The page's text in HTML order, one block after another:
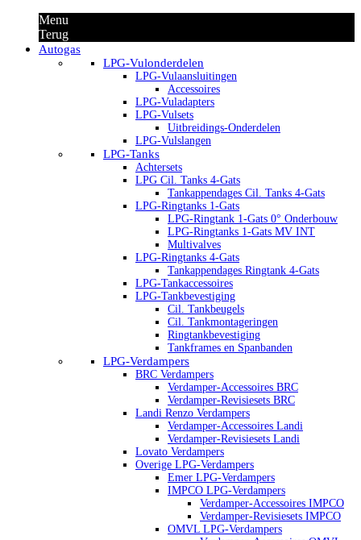
Menu
Terug
Autogas
LPG-Vulonderdelen
LPG-Vulaansluitingen
Accessoires
LPG-Vuladapters
LPG-Vulsets
Uitbreidings-Onderdelen
LPG-Vulslangen
LPG-Tanks
Achtersets
LPG Cil. Tanks 4-Gats
Tankappendages Cil. Tanks 4-Gats
LPG-Ringtanks 1-Gats
LPG-Ringtank 1-Gats 0° Onderbouw
LPG-Ringtanks 1-Gats MV INT
Multivalves
LPG-Ringtanks 4-Gats
Tankappendages Ringtank 4-Gats
LPG-Tankaccessoires
LPG-Tankbevestiging
Cil. Tankbeugels
Cil. Tankmontageringen
Ringtankbevestiging
Tankframes en Spanbanden
LPG-Verdampers
BRC Verdampers
Verdamper-Accessoires BRC
Verdamper-Revisiesets BRC
Landi Renzo Verdampers
Verdamper-Accessoires Landi
Verdamper-Revisiesets Landi
Lovato Verdampers
Overige LPG-Verdampers
Emer LPG-Verdampers
IMPCO LPG-Verdampers
Verdamper-Accessoires IMPCO
Verdamper-Revisiesets IMPCO
OMVL LPG-Verdampers